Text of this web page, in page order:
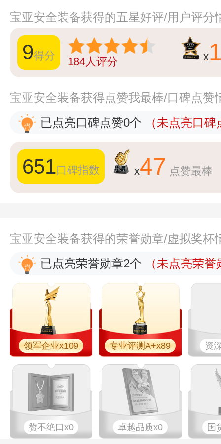
宝亚安全装备获得的五星好评/用户评分
9得分 184人评分 x
宝亚安全装备获得点赞我最棒/口碑点赞
已点亮口碑点赞0个
（未点亮口
651口碑指数 x47 点赞最棒
宝亚安全装备获得的荣誉勋章/虚拟奖杯
已点亮荣誉勋章2个
（未点亮荣
领军企业x109 专业评测A+x89 资
赞不绝口x0 卓越品质x0 国